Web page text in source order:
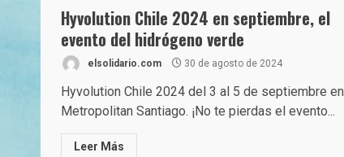
Hyvolution Chile 2024 en septiembre, el
evento del hidrógeno verde
elsolidario.com 30 de agosto de 2024
Hyvolution Chile 2024 del 3 al 5 de septiembre en
Metropolitan Santiago. ¡No te pierdas el evento...
Leer Más